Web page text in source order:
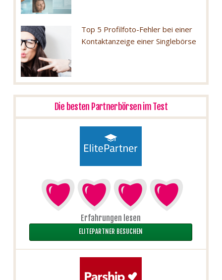
Top 5 Profilfoto-Fehler bei einer
Kontaktanzeige einer Singlebörse
Die besten Partnerbörsen im Test
Erfahrungen lesen
ELITEPARTNER BESUCHEN